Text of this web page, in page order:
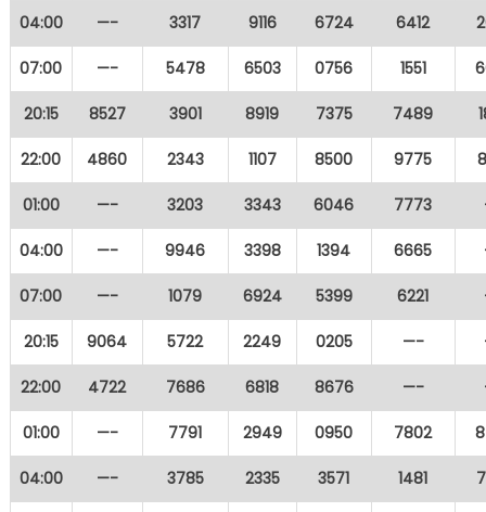
04:00 —- 3317 9116 6724 6412
07:00 —- 5478 6503 0756 1551
20:15 8527 3901 8919 7375 7489
22:00 4860 2343 1107 8500 9775
01:00 —- 3203 3343 6046 7773
04:00 —- 9946 3398 1394 6665
07:00 —- 1079 6924 5399 6221
20:15 9064 5722 2249 0205 —-
22:00 4722 7686 6818 8676 —-
01:00 —- 7791 2949 0950 7802
04:00 —- 3785 2335 3571 1481